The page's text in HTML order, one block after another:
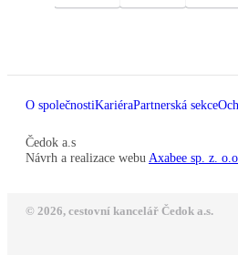
O společnostiKariéraPartnerská sekce
Čedok a.s
Návrh a realizace webu Axabee sp. z. o.o.
© 2026, cestovní kancelář Čedok a.s.